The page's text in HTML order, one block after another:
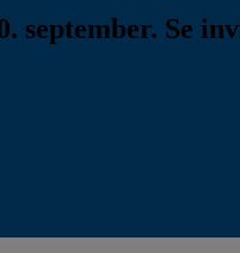
september. Se